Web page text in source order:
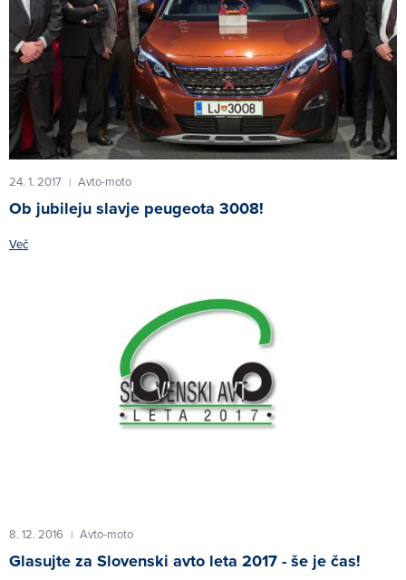
24. 1. 2017 | Avto-moto
Ob jubileju slavje peugeota 3008!
Več
8. 12. 2016 | Avto-moto
Glasujte za Slovenski avto leta 2017 - še je čas!